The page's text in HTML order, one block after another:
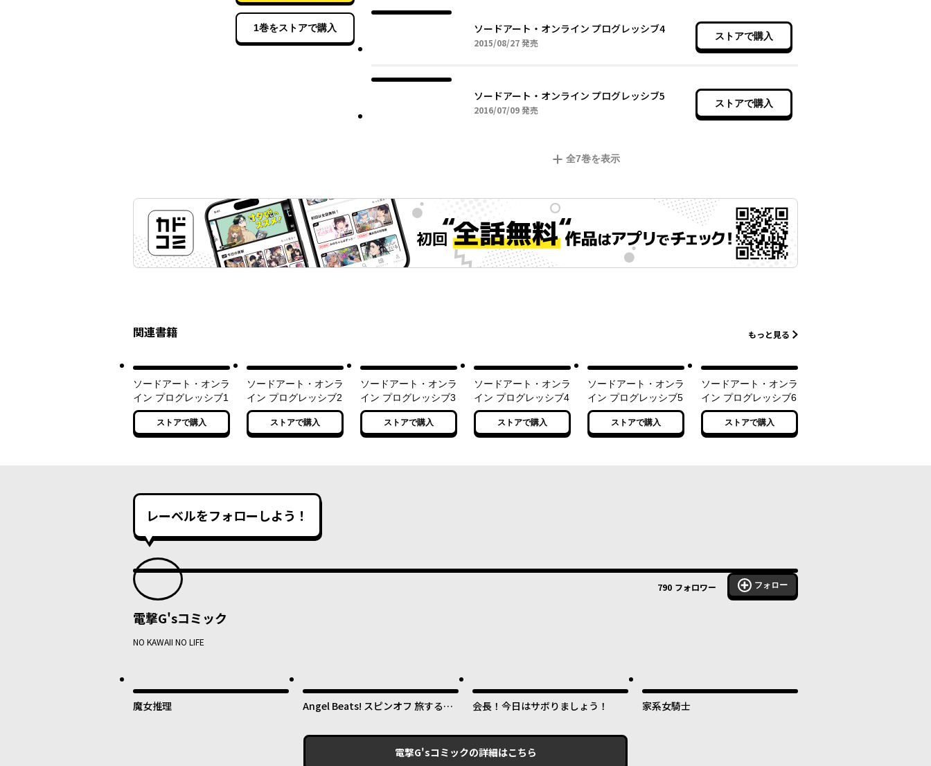
1巻をストアで購入 ソードアート・オンライン プログレッシブ4
2015/08/272015年08月27日
発売
ストアで購入
ソードアート・オンライン プログレッシブ5
2016/07/092016年07月09日
発売
ストアで購入
全7巻を表示
関連書籍 もっと見る
ソードアート・オンラ
イン プログレッシブ1
ストアで購入
ソードアート・オンラ
イン プログレッシブ2
ストアで購入
ソードアート・オンラ
イン プログレッシブ3
ストアで購入
ソードアート・オンラ
イン プログレッシブ4
ストアで購入
ソードアート・オンラ
イン プログレッシブ5
ストアで購入
ソードアート・オンラ
イン プログレッシブ6
ストアで購入
レーベルをフォローしよう！
790 フォロワー フォロー
電撃G'sコミック
NO KAWAII NO LIFE
魔女推理
Angel Beats! スピンオフ 旅する天
会長！今日はサボりましょう！ 家系女騎士
電撃G'sコミックの詳細はこちら